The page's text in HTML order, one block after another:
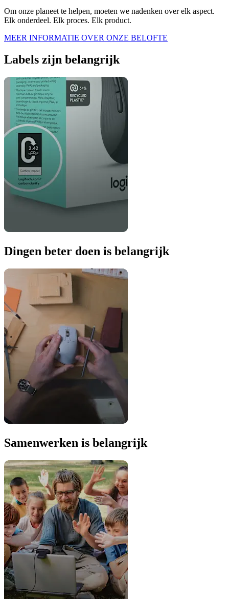
Om onze planeet te helpen, moeten we nadenken over elk aspect.
Elk onderdeel. Elk proces. Elk product.
MEER INFORMATIE OVER ONZE BELOFTE
Labels zijn belangrijk
Dingen beter doen is belangrijk
Samenwerken is belangrijk